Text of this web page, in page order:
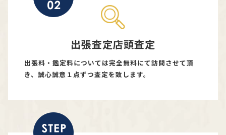
出張査定店頭査定
出張料・鑑定料については完全無料にて訪問させて頂
き、誠心誠意１点ずつ査定を致します。